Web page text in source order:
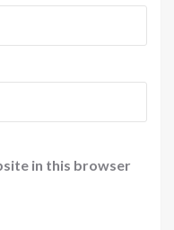
in this browser